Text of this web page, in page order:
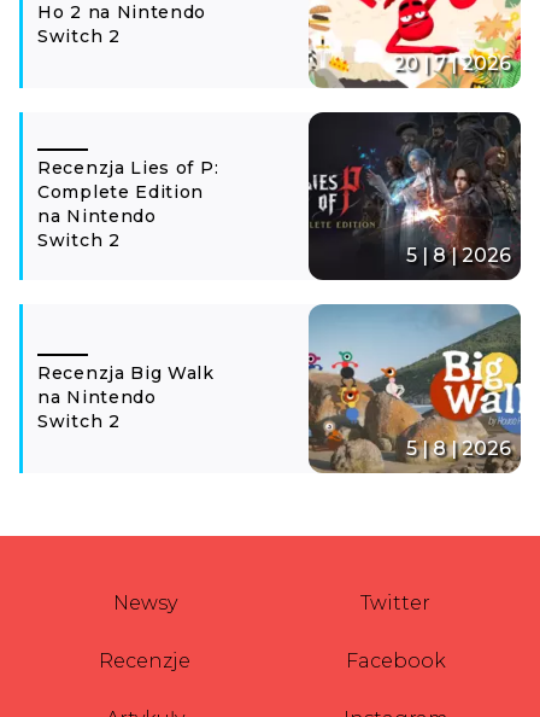
Ho 2 na Nintendo
Switch 2
20 | 7 | 2026
Recenzja Lies of P:
Complete Edition
na Nintendo
Switch 2
5 | 8 | 2026
Recenzja Big Walk
na Nintendo
Switch 2
5 | 8 | 2026
Newsy
Recenzje
Twitter
Facebook